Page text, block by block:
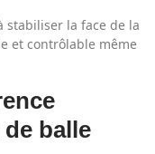
stabiliser la face de la
et contrôlable même
balle